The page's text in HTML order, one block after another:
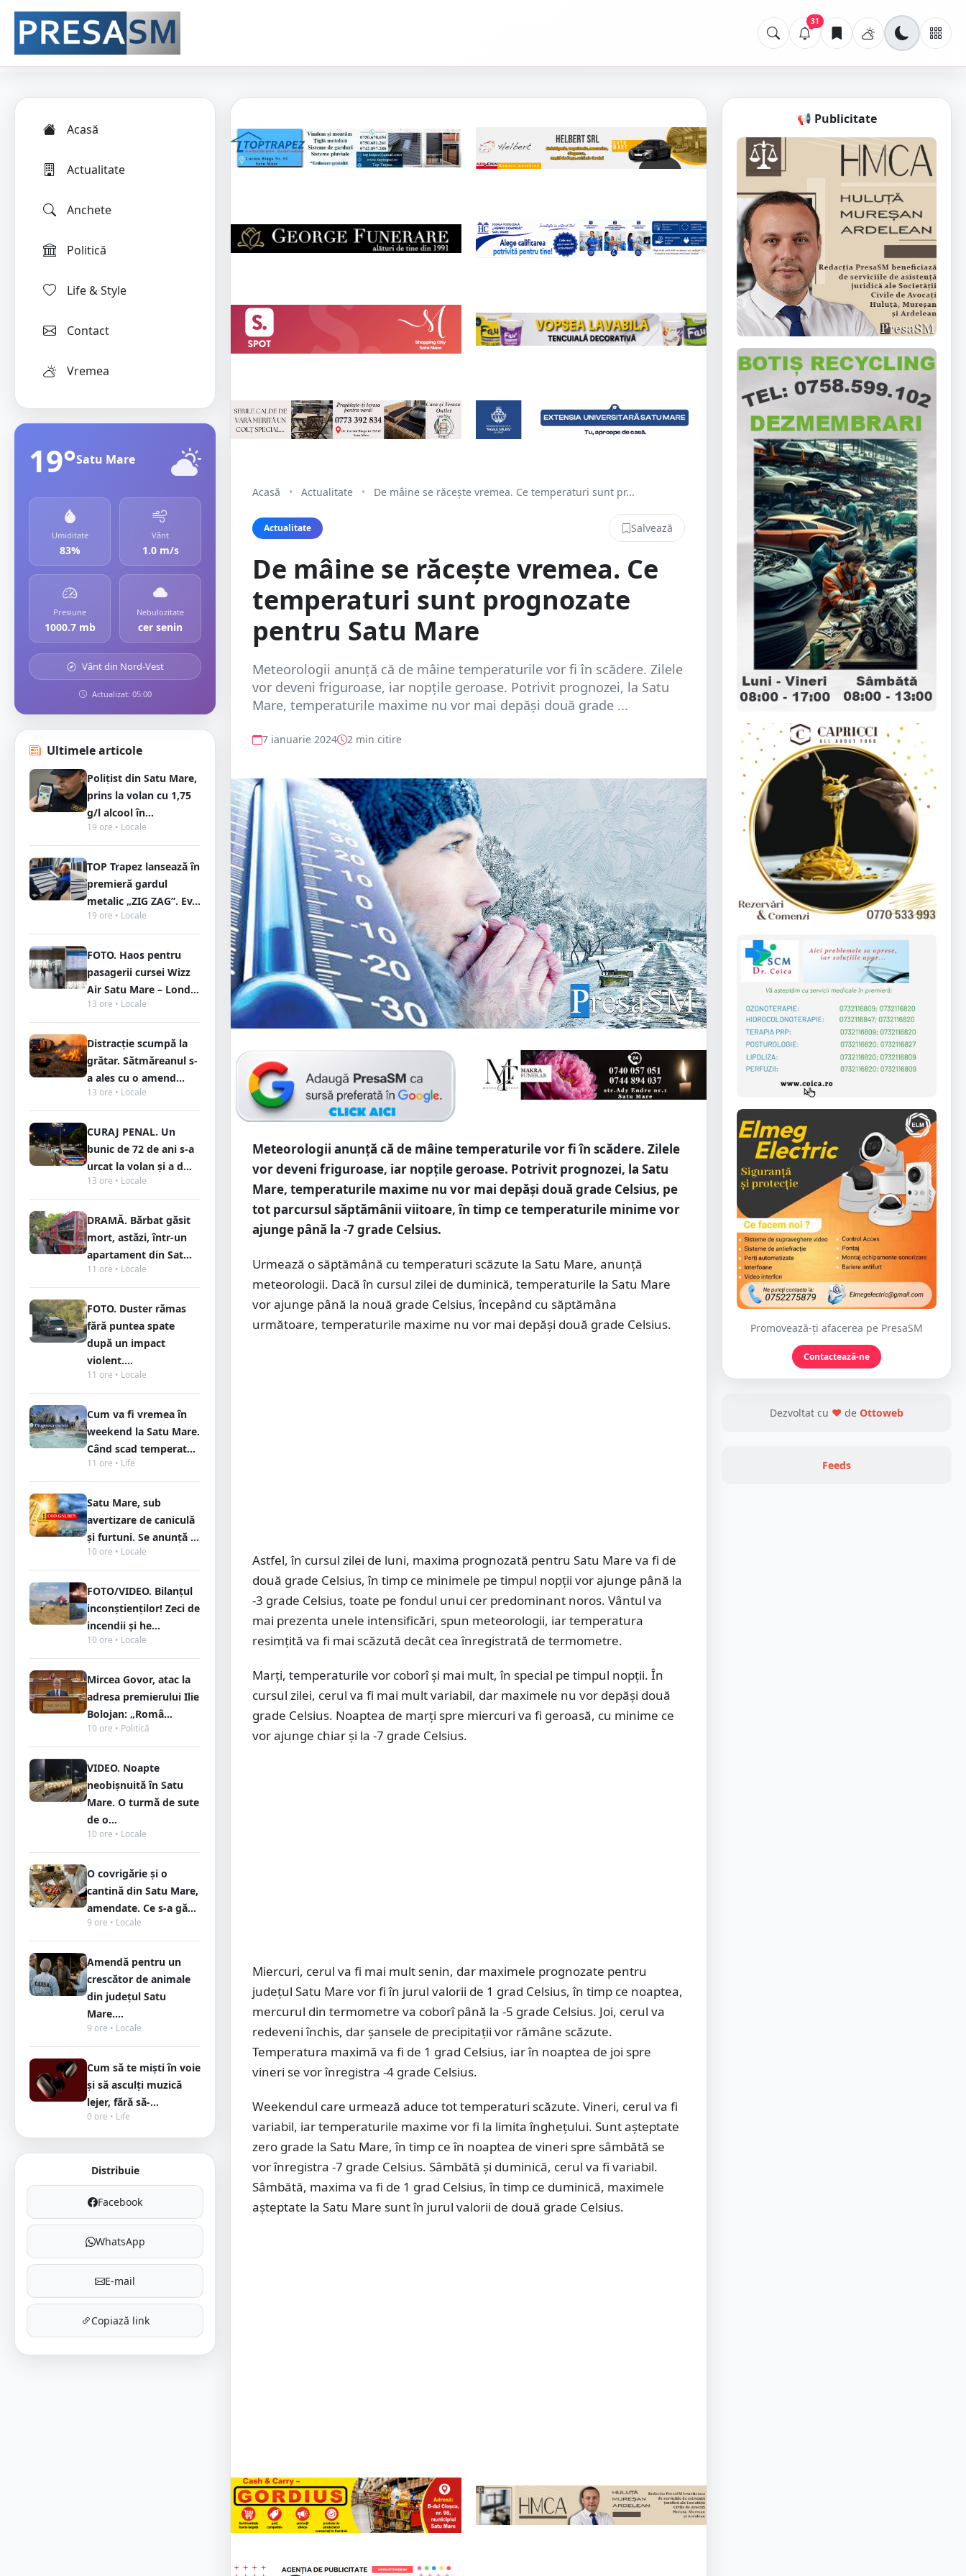
31
Acasă
Actualitate
Anchete
Politică
Life & Style
Contact
Vremea
19°Satu Mare
Umiditate
83%
Vânt
1.0 m/s
Presiune
1000.7 mb
Nebulozitate
cer senin
Vânt din Nord-Vest
Actualizat: 05:00
Ultimele articole
Polițist din Satu Mare,
prins la volan cu 1,75
g/l alcool în...
19 ore • Locale
TOP Trapez lansează în
premieră gardul
metalic „ZIG ZAG”. Ev...
19 ore • Locale
FOTO. Haos pentru
pasagerii cursei Wizz
Air Satu Mare – Lond...
13 ore • Locale
Distracție scumpă la
grătar. Sătmăreanul s-
a ales cu o amend...
13 ore • Locale
CURAJ PENAL. Un
bunic de 72 de ani s-a
urcat la volan și a d...
13 ore • Locale
DRAMĂ. Bărbat găsit
mort, astăzi, într-un
apartament din Sat...
11 ore • Locale
FOTO. Duster rămas
fără puntea spate
după un impact
violent....
11 ore • Locale
Cum va fi vremea în
weekend la Satu Mare.
Când scad temperat...
11 ore • Life
Satu Mare, sub
avertizare de caniculă
și furtuni. Se anunță ...
10 ore • Locale
FOTO/VIDEO. Bilanțul
inconștienților! Zeci de
incendii și he...
10 ore • Locale
Mircea Govor, atac la
adresa premierului Ilie
Bolojan: „Româ...
10 ore • Politică
VIDEO. Noapte
neobișnuită în Satu
Mare. O turmă de sute
de o...
10 ore • Locale
O covrigărie și o
cantină din Satu Mare,
amendate. Ce s-a gă...
9 ore • Locale
Amendă pentru un
crescător de animale
din județul Satu
Mare....
9 ore • Locale
Cum să te miști în voie
și să asculți muzică
lejer, fără să-...
0 ore • Life
Distribuie
Facebook
WhatsApp
E-mail
Copiază link
Acasă • Actualitate • De mâine se răcește vremea. Ce temperaturi sunt pr...
Actualitate Salvează
De mâine se răcește vremea. Ce
temperaturi sunt prognozate
pentru Satu Mare
Meteorologii anunță că de mâine temperaturile vor fi în scădere. Zilele
vor deveni friguroase, iar nopțile geroase. Potrivit prognozei, la Satu
Mare, temperaturile maxime nu vor mai depăși două grade ...
7 ianuarie 2024 2 min citire
Meteorologii anunță că de mâine temperaturile vor fi în scădere. Zilele
vor deveni friguroase, iar nopțile geroase. Potrivit prognozei, la Satu
Mare, temperaturile maxime nu vor mai depăși două grade Celsius, pe
tot parcursul săptămânii viitoare, în timp ce temperaturile minime vor
ajunge până la -7 grade Celsius.
Urmează o săptămână cu temperaturi scăzute la Satu Mare, anunță
meteorologii. Dacă în cursul zilei de duminică, temperaturile la Satu Mare
vor ajunge până la nouă grade Celsius, începând cu săptămâna
următoare, temperaturile maxime nu vor mai depăși două grade Celsius.
Astfel, în cursul zilei de luni, maxima prognozată pentru Satu Mare va fi de
două grade Celsius, în timp ce minimele pe timpul nopții vor ajunge până la
-3 grade Celsius, toate pe fondul unui cer predominant noros. Vântul va
mai prezenta unele intensificări, spun meteorologii, iar temperatura
resimțită va fi mai scăzută decât cea înregistrată de termometre.
Marți, temperaturile vor coborî și mai mult, în special pe timpul nopții. În
cursul zilei, cerul va fi mai mult variabil, dar maximele nu vor depăși două
grade Celsius. Noaptea de marți spre miercuri va fi geroasă, cu minime ce
vor ajunge chiar și la -7 grade Celsius.
Miercuri, cerul va fi mai mult senin, dar maximele prognozate pentru
județul Satu Mare vor fi în jurul valorii de 1 grad Celsius, în timp ce noaptea,
mercurul din termometre va coborî până la -5 grade Celsius. Joi, cerul va
redeveni închis, dar șansele de precipitații vor rămâne scăzute.
Temperatura maximă va fi de 1 grad Celsius, iar în noaptea de joi spre
vineri se vor înregistra -4 grade Celsius.
Weekendul care urmează aduce tot temperaturi scăzute. Vineri, cerul va fi
variabil, iar temperaturile maxime vor fi la limita înghețului. Sunt așteptate
zero grade la Satu Mare, în timp ce în noaptea de vineri spre sâmbătă se
vor înregistra -7 grade Celsius. Sâmbătă și duminică, cerul va fi variabil.
Sâmbătă, maxima va fi de 1 grad Celsius, în timp ce duminică, maximele
așteptate la Satu Mare sunt în jurul valorii de două grade Celsius.
📢 Publicitate
Promovează-ți afacerea pe PresaSM
Contactează-ne
Dezvoltat cu ❤ de Ottoweb
Feeds